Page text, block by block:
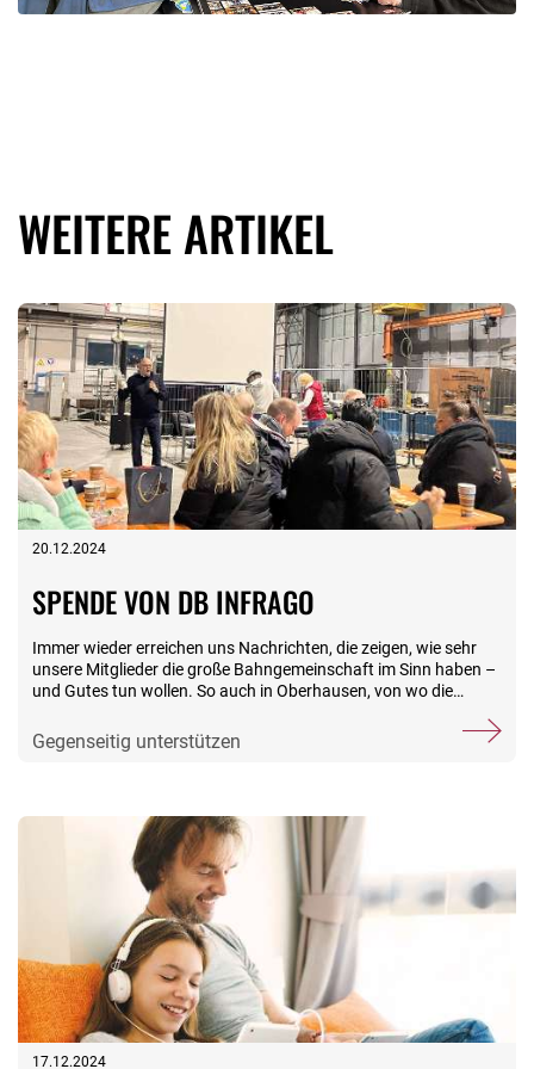
WEITERE ARTIKEL
20.12.2024
SPENDE VON DB INFRAGO
Immer wieder erreichen uns Nachrichten, die zeigen, wie sehr
unsere Mitglieder die große Bahngemeinschaft im Sinn haben –
und Gutes tun wollen. So auch in Oberhausen, von wo die
erreicht hat: Für eine Spende an die Stiftung EWH in Höhe von
520 Euro haben sich die Mitarbeitenden der Regionalen
Betriebsversammlung mit anschließender Weihnachtsfeier
(siehe Foto). Die Stiftungsfamilie bedankt sich herzlich.
Gegenseitig unterstützen
17.12.2024